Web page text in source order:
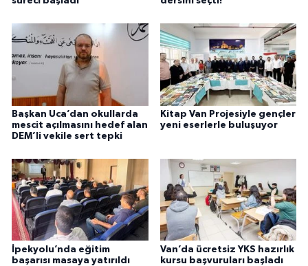
Başkan Uca’dan okullarda
mescit açılmasını hedef alan
DEM’li vekile sert tepki
Kitap Van Projesiyle gençler
yeni eserlerle buluşuyor
İpekyolu’nda eğitim
başarısı masaya yatırıldı
Van’da ücretsiz YKS hazırlık
kursu başvuruları başladı